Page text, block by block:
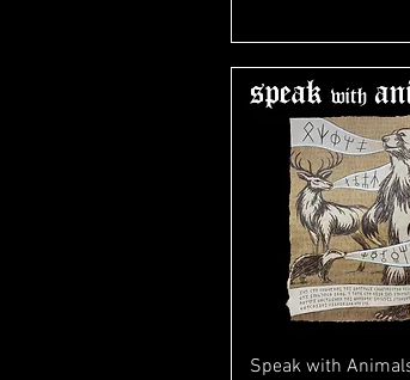
Γρήγορη
Speak with